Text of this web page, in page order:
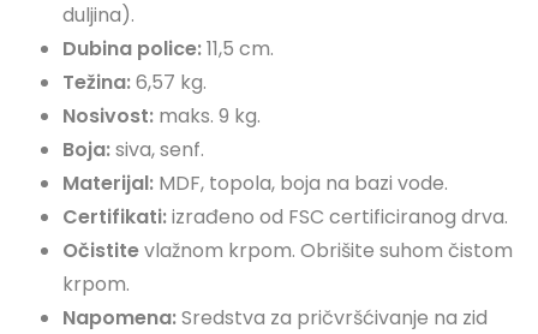
duljina).
Dubina police:11,5 cm.
Težina:6,57 kg.
Nosivost: maks. 9 kg.
Boja:siva, senf.
Materijal: MDF, topola, boja na bazi vode.
Certifikati:izrađeno od FSC certificiranog drva.
Očistitevlažnom krpom. Obrišite suhom čistom
krpom.
Napomena:Sredstva za pričvršćivanje na zid